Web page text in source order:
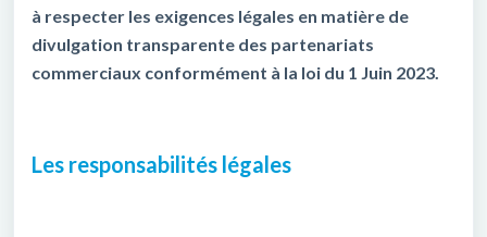
à respecter les exigences légales en matière de
divulgation transparente des partenariats
commerciaux conformément à la loi du 1 Juin 2023.
Les responsabilités légales